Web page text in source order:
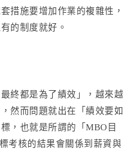
措施要增加作業的複雜性，
的制度就好。
終都是為了績效」，越來越
然而問題就出在「績效要如
，也就是所謂的「MBO目
考核的結果會關係到薪資與